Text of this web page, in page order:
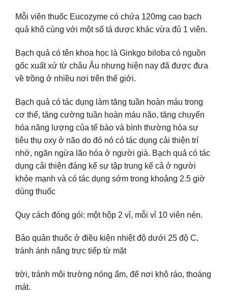
Mỗi viên thuốc Eucozyme có chứa 120mg cao bạch
quả khô cùng với một số tá dược khác vừa đủ 1 viên.
Bạch quả có tên khoa học là Ginkgo biloba có nguồn
gốc xuất xứ từ châu Âu nhưng hiện nay đã được đưa
về trồng ở nhiều nơi trên thế giới.
Bạch quả có tác dụng làm tăng tuần hoàn máu trong
cơ thể, tăng cường tuần hoàn máu não, tăng chuyển
hóa năng lượng của tế bào và bình thường hóa sự
tiêu thụ oxy ở não do đó nó có tác dụng cải thiện trí
nhớ, ngăn ngừa lão hóa ở người già. Bạch quả có tác
dụng cải thiện đáng kể sự tập trung kể cả ở người
khỏe mạnh và có tác dụng sớm trong khoảng 2.5 giờ
dùng thuốc
Quy cách đóng gói: một hộp 2 vỉ, mỗi vỉ 10 viên nén.
Bảo quản thuốc ở điều kiện nhiệt độ dưới 25 độ C,
tránh ánh nắng trực tiếp từ mặt
trời, tránh môi trường nóng ẩm, để nơi khô ráo, thoáng
mát.